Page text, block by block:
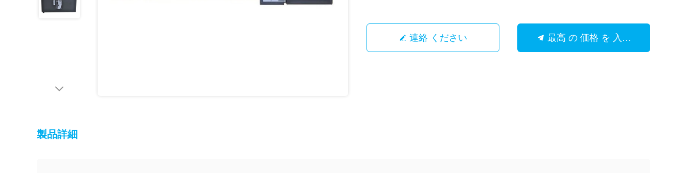
連絡 ください 最高 の 価格 を 入手 する
製品詳細